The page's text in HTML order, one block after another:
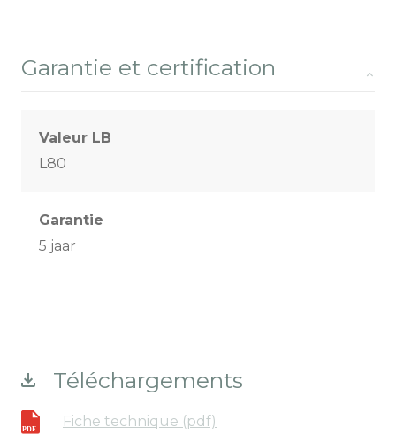
Garantie et certification
Valeur LB
L80
Garantie
5 jaar
Téléchargements
Fiche technique (pdf)